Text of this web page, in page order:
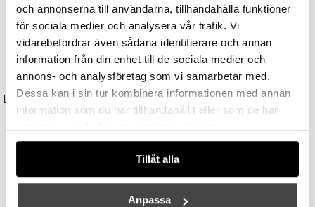
och annonserna till användarna, tillhandahålla funktioner
för sociala medier och analysera vår trafik. Vi
vidarebefordrar även sådana identifierare och annan
information från din enhet till de sociala medier och
annons- och analysföretag som vi samarbetar med.
Dessa kan i sin tur kombinera informationen med annan
information som du har tillhandahållit eller som de har
Tillåt alla
Anpassa
TALA
Light Engine LED Bulb 3,6W (=33W) 2700K G9 Lightly Frosted
179 kr
UNISON
149 kr